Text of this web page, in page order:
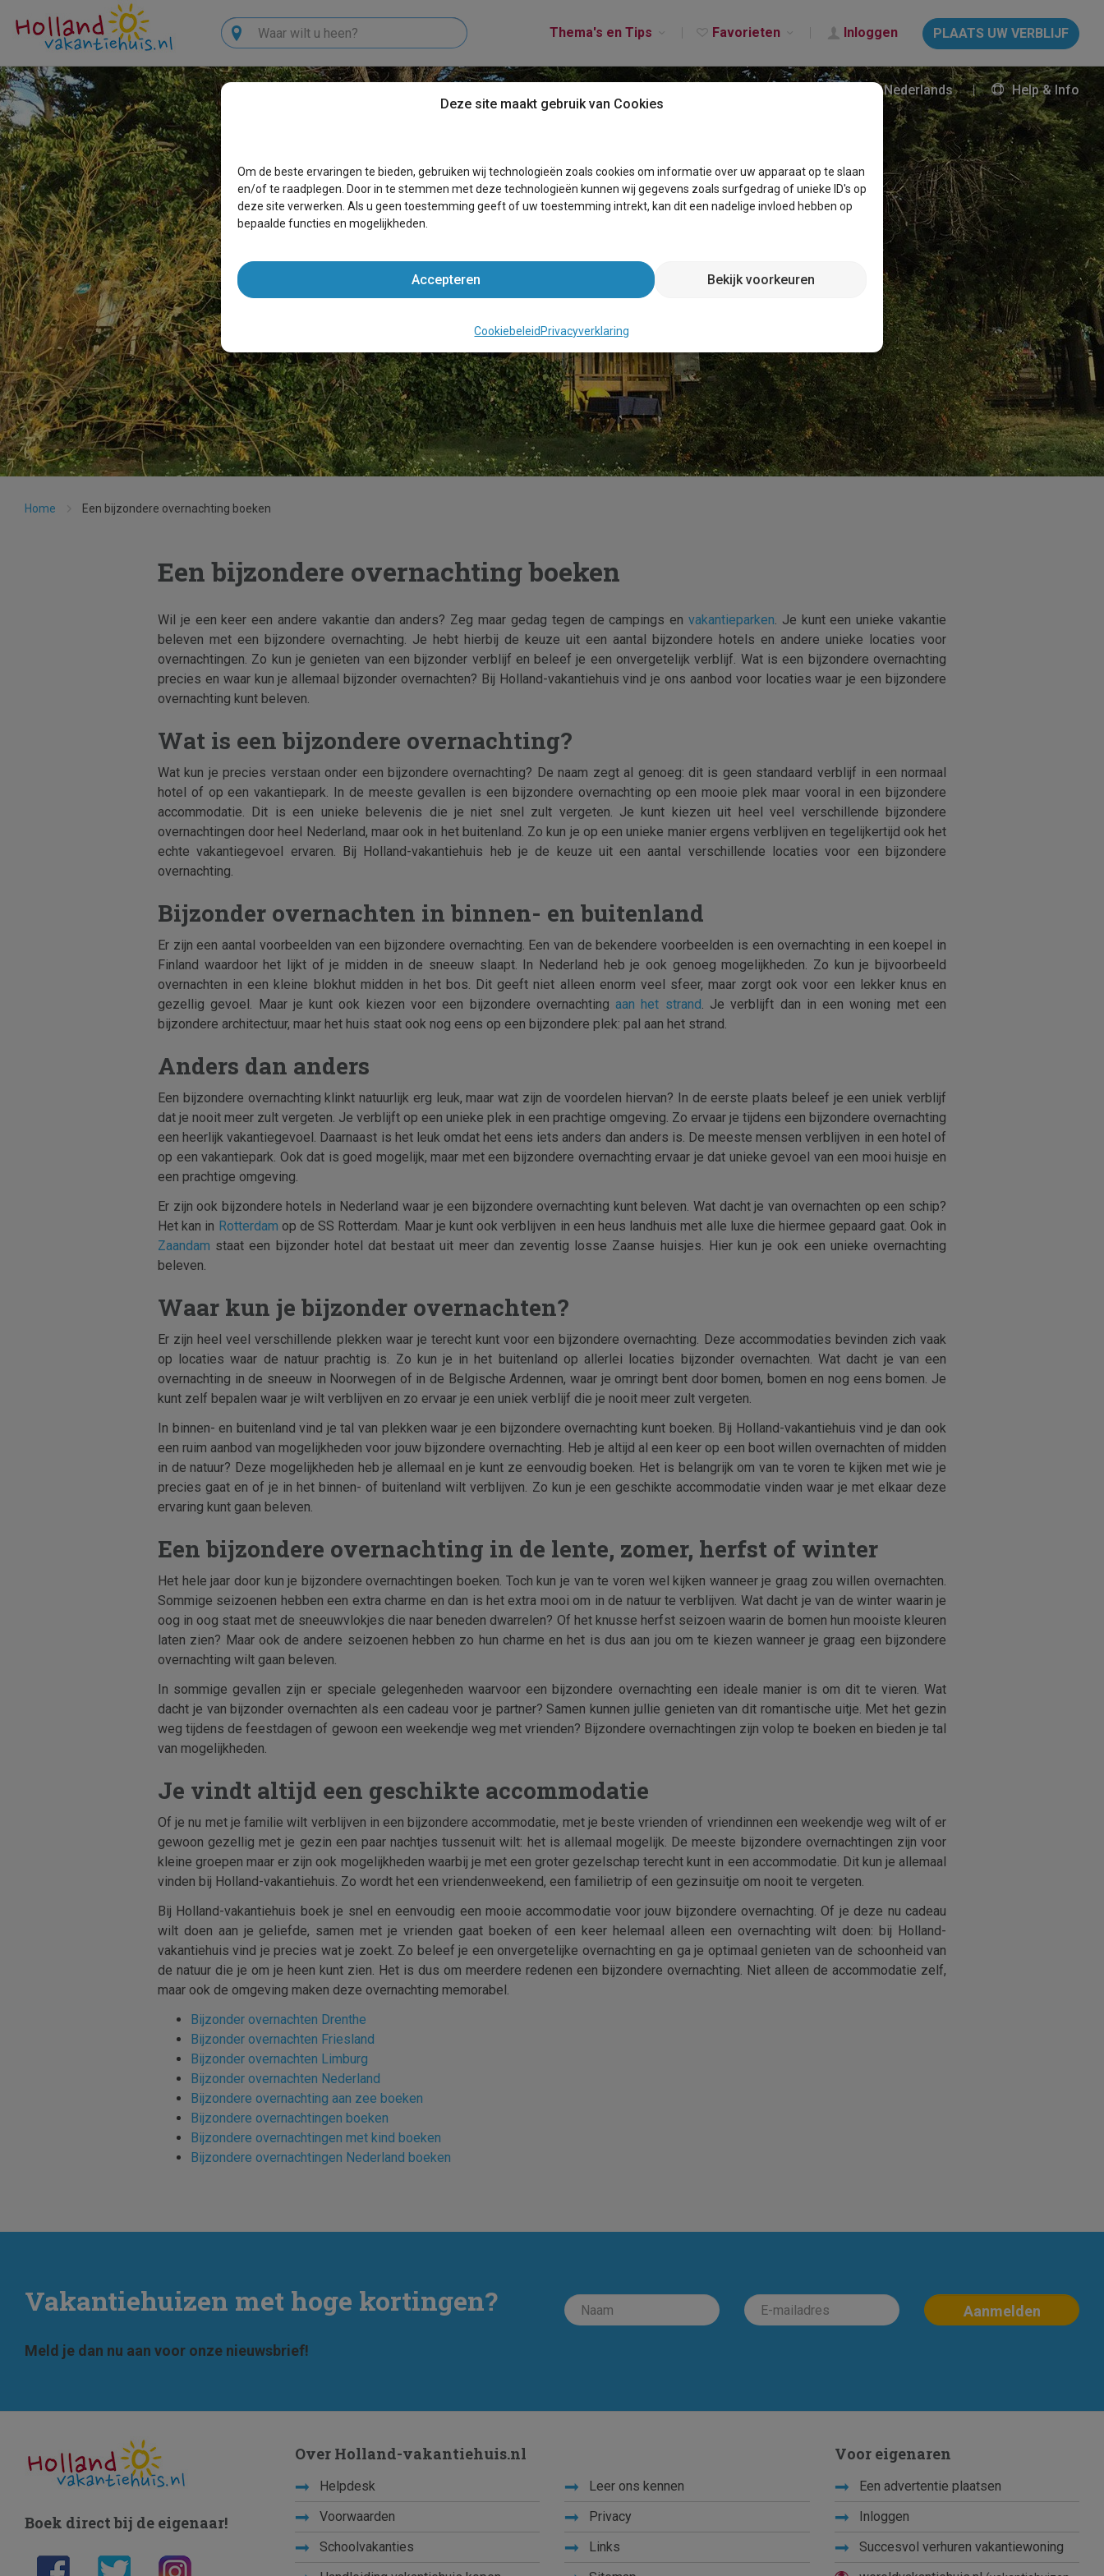
Thema's en Tips Favorieten Inloggen PLAATS UW VERBLIJF
Zoeken
Nederlands Help & Info
Home Een bijzondere overnachting boeken
Een bijzondere overnachting boeken
Wil je een keer een andere vakantie dan anders? Zeg maar gedag tegen de campings en vakantieparken. Je kunt een unieke vakantie
beleven met een bijzondere overnachting. Je hebt hierbij de keuze uit een aantal bijzondere hotels en andere unieke locaties voor
overnachtingen. Zo kun je genieten van een bijzonder verblijf en beleef je een onvergetelijk verblijf. Wat is een bijzondere overnachting
precies en waar kun je allemaal bijzonder overnachten? Bij Holland-vakantiehuis vind je ons aanbod voor locaties waar je een bijzondere
overnachting kunt beleven.
Wat is een bijzondere overnachting?
Wat kun je precies verstaan onder een bijzondere overnachting? De naam zegt al genoeg: dit is geen standaard verblijf in een normaal
hotel of op een vakantiepark. In de meeste gevallen is een bijzondere overnachting op een mooie plek maar vooral in een bijzondere
accommodatie. Dit is een unieke belevenis die je niet snel zult vergeten. Je kunt kiezen uit heel veel verschillende bijzondere
overnachtingen door heel Nederland, maar ook in het buitenland. Zo kun je op een unieke manier ergens verblijven en tegelijkertijd ook het
echte vakantiegevoel ervaren. Bij Holland-vakantiehuis heb je de keuze uit een aantal verschillende locaties voor een bijzondere
overnachting.
Bijzonder overnachten in binnen- en buitenland
Er zijn een aantal voorbeelden van een bijzondere overnachting. Een van de bekendere voorbeelden is een overnachting in een koepel in
Finland waardoor het lijkt of je midden in de sneeuw slaapt. In Nederland heb je ook genoeg mogelijkheden. Zo kun je bijvoorbeeld
overnachten in een kleine blokhut midden in het bos. Dit geeft niet alleen enorm veel sfeer, maar zorgt ook voor een lekker knus en
gezellig gevoel. Maar je kunt ook kiezen voor een bijzondere overnachtingaan het strand. Je verblijft dan in een woning met een
bijzondere architectuur, maar het huis staat ook nog eens op een bijzondere plek: pal aan het strand.
Anders dan anders
Een bijzondere overnachting klinkt natuurlijk erg leuk, maar wat zijn de voordelen hiervan? In de eerste plaats beleef je een uniek verblijf
dat je nooit meer zult vergeten. Je verblijft op een unieke plek in een prachtige omgeving. Zo ervaar je tijdens een bijzondere overnachting
een heerlijk vakantiegevoel. Daarnaast is het leuk omdat het eens iets anders dan anders is. De meeste mensen verblijven in een hotel of
op een vakantiepark. Ook dat is goed mogelijk, maar met een bijzondere overnachting ervaar je dat unieke gevoel van een mooi huisje en
een prachtige omgeving.
Er zijn ook bijzondere hotels in Nederland waar je een bijzondere overnachting kunt beleven. Wat dacht je van overnachten op een schip?
Het kan in Rotterdam op de SS Rotterdam. Maar je kunt ook verblijven in een heus landhuis met alle luxe die hiermee gepaard gaat. Ook in
Zaandam staat een bijzonder hotel dat bestaat uit meer dan zeventig losse Zaanse huisjes. Hier kun je ook een unieke overnachting
beleven.
Waar kun je bijzonder overnachten?
Er zijn heel veel verschillende plekken waar je terecht kunt voor een bijzondere overnachting. Deze accommodaties bevinden zich vaak
op locaties waar de natuur prachtig is. Zo kun je in het buitenland op allerlei locaties bijzonder overnachten. Wat dacht je van een
overnachting in de sneeuw in Noorwegen of in de Belgische Ardennen, waar je omringt bent door bomen, bomen en nog eens bomen. Je
kunt zelf bepalen waar je wilt verblijven en zo ervaar je een uniek verblijf die je nooit meer zult vergeten.
In binnen- en buitenland vind je tal van plekken waar je een bijzondere overnachting kunt boeken. Bij Holland-vakantiehuis vind je dan ook
een ruim aanbod van mogelijkheden voor jouw bijzondere overnachting. Heb je altijd al een keer op een boot willen overnachten of midden
in de natuur? Deze mogelijkheden heb je allemaal en je kunt ze eenvoudig boeken. Het is belangrijk om van te voren te kijken met wie je
precies gaat en of je in het binnen- of buitenland wilt verblijven. Zo kun je een geschikte accommodatie vinden waar je met elkaar deze
ervaring kunt gaan beleven.
Een bijzondere overnachting in de lente, zomer, herfst of winter
Het hele jaar door kun je bijzondere overnachtingen boeken. Toch kun je van te voren wel kijken wanneer je graag zou willen overnachten.
Sommige seizoenen hebben een extra charme en dan is het extra mooi om in de natuur te verblijven. Wat dacht je van de winter waarin je
oog in oog staat met de sneeuwvlokjes die naar beneden dwarrelen? Of het knusse herfst seizoen waarin de bomen hun mooiste kleuren
laten zien? Maar ook de andere seizoenen hebben zo hun charme en het is dus aan jou om te kiezen wanneer je graag een bijzondere
overnachting wilt gaan beleven.
In sommige gevallen zijn er speciale gelegenheden waarvoor een bijzondere overnachting een ideale manier is om dit te vieren. Wat
dacht je van bijzonder overnachten als een cadeau voor je partner? Samen kunnen jullie genieten van dit romantische uitje. Met het gezin
weg tijdens de feestdagen of gewoon een weekendje weg met vrienden? Bijzondere overnachtingen zijn volop te boeken en bieden je tal
van mogelijkheden.
Je vindt altijd een geschikte accommodatie
Of je nu met je familie wilt verblijven in een bijzondere accommodatie, met je beste vrienden of vriendinnen een weekendje weg wilt of er
gewoon gezellig met je gezin een paar nachtjes tussenuit wilt: het is allemaal mogelijk. De meeste bijzondere overnachtingen zijn voor
kleine groepen maar er zijn ook mogelijkheden waarbij je met een groter gezelschap terecht kunt in een accommodatie. Dit kun je allemaal
vinden bij Holland-vakantiehuis. Zo wordt het een vriendenweekend, een familietrip of een gezinsuitje om nooit te vergeten.
Bij Holland-vakantiehuis boek je snel en eenvoudig een mooie accommodatie voor jouw bijzondere overnachting. Of je deze nu cadeau
wilt doen aan je geliefde, samen met je vrienden gaat boeken of een keer helemaal alleen een overnachting wilt doen: bij Holland-
vakantiehuis vind je precies wat je zoekt. Zo beleef je een onvergetelijke overnachting en ga je optimaal genieten van de schoonheid van
de natuur die je om je heen kunt zien. Het is dus om meerdere redenen een bijzondere overnachting. Niet alleen de accommodatie zelf,
maar ook de omgeving maken deze overnachting memorabel.
Bijzonder overnachten Drenthe
Bijzonder overnachten Friesland
Bijzonder overnachten Limburg
Bijzonder overnachten Nederland
Bijzondere overnachting aan zee boeken
Bijzondere overnachtingen boeken
Bijzondere overnachtingen met kind boeken
Bijzondere overnachtingen Nederland boeken
Vakantiehuizen met hoge kortingen?
Meld je dan nu aan voor onze nieuwsbrief!
Deze site maakt gebruik van Cookies
Om de beste ervaringen te bieden, gebruiken wij technologieën zoals cookies om informatie over uw apparaat op te slaan
en/of te raadplegen. Door in te stemmen met deze technologieën kunnen wij gegevens zoals surfgedrag of unieke ID's op
deze site verwerken. Als u geen toestemming geeft of uw toestemming intrekt, kan dit een nadelige invloed hebben op
bepaalde functies en mogelijkheden.
Accepteren Bekijk voorkeuren
Cookiebeleid Privacyverklaring
Boek direct bij de eigenaar!
Over Holland-vakantiehuis.nl
Helpdesk
Voorwaarden
Schoolvakanties
Leer ons kennen
Privacy
Links
Voor eigenaren
Een advertentie plaatsen
Inloggen
Succesvol verhuren vakantiewoning